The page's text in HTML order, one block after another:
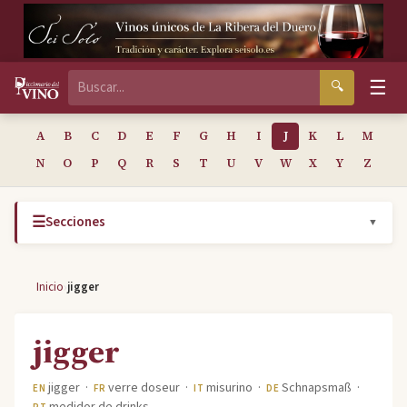
🔍 ☰
A B C D E F G H I J K L
M
N
O P Q R S T U V W X Y Z
☰Secciones ▼
Inicio›jigger
jigger
EN jigger ·FR verre doseur ·IT misurino ·DE Schnapsmaß ·